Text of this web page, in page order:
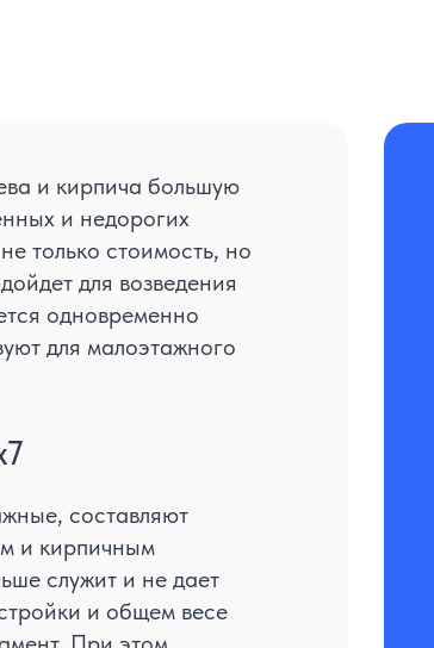
и кирпича большую
и недорогих
только стоимость, но
для возведения
одновременно
для малоэтажного
составляют
и кирпичным
служит и не дает
и общем весе